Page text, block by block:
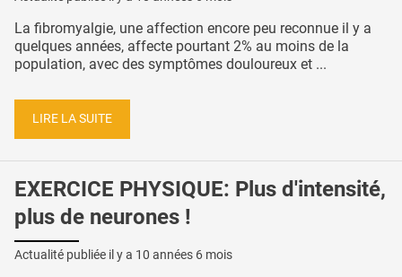
La fibromyalgie, une affection encore peu reconnue il y a
quelques années, affecte pourtant 2% au moins de la
population, avec des symptômes douloureux et ...
LIRE LA SUITE
EXERCICE PHYSIQUE: Plus d'intensité,
plus de neurones !
Actualité publiée il y a 10 années 6 mois